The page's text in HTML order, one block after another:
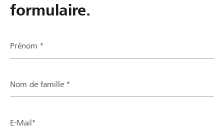
formulaire.
Prénom *
Nom de famille *
E-Mail*